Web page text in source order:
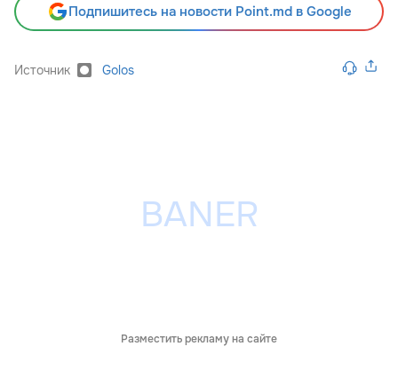
Подпишитесь на новости Point.md в Google
Источник Golos
Разместить рекламу на сайте